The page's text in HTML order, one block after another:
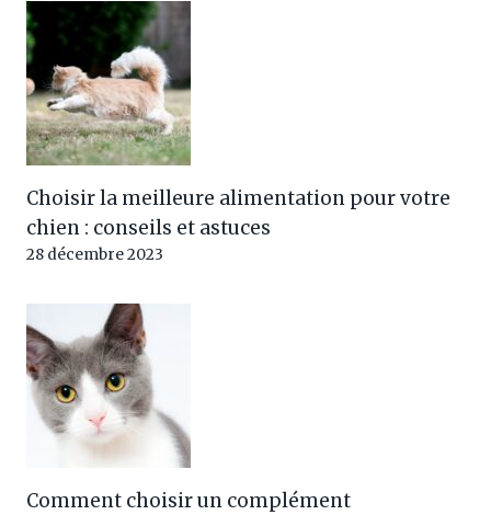
Choisir la meilleure alimentation pour votre
chien : conseils et astuces
28 décembre 2023
Comment choisir un complément